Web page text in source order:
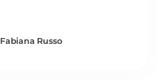
Fabiana Russo